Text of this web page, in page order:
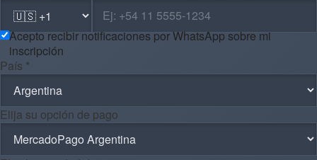
Acepto recibir notificaciones por WhatsApp sobre mi
inscripción
País *
Elija su opción de pago